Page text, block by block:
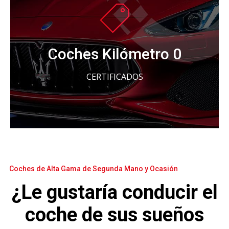
Coches Kilómetro 0
CERTIFICADOS
Todos los vehículos de Km 0 tienen los
kilómetros garantizados y certificados.
MÁS INFORMACIÓN
Coches de Alta Gama de Segunda Mano y Ocasión
¿Le gustaría conducir el
coche de sus sueños